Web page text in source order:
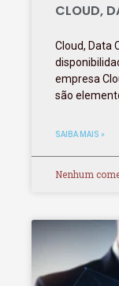
CLOUD,
Cloud, Data
empresa
são
SAIBA MAIS »
Nenhum